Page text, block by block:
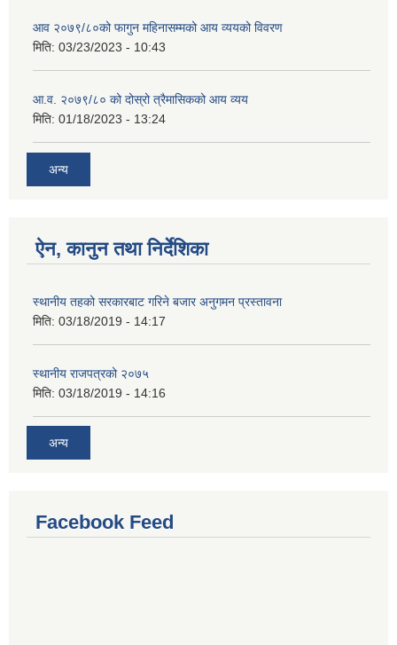
आव २०७९/८०को फागुन महिनासम्मको आय व्ययको विवरण
मिति: 03/23/2023 - 10:43
आ.व. २०७९/८० को दोस्रो त्रैमासिकको आय व्यय
मिति: 01/18/2023 - 13:24
अन्य
ऐन, कानुन तथा निर्देशिका
स्थानीय तहको सरकारबाट गरिने बजार अनुगमन प्रस्तावना
मिति: 03/18/2019 - 14:17
स्थानीय राजपत्रको २०७५
मिति: 03/18/2019 - 14:16
अन्य
Facebook Feed